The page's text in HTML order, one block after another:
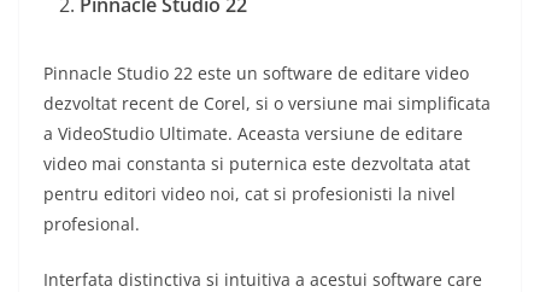
Pinnacle Studio 22 este un software de editare video
dezvoltat recent de Corel, si o versiune mai simplificata
a VideoStudio Ultimate. Aceasta versiune de editare
video mai constanta si puternica este dezvoltata atat
pentru editori video noi, cat si profesionisti la nivel
profesional.
Interfata distinctiva si intuitiva a acestui software care